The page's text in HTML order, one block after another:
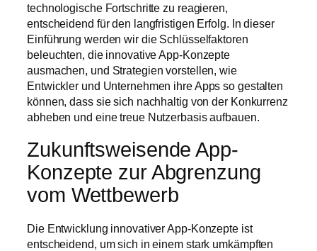
technologische Fortschritte zu reagieren,
entscheidend für den langfristigen Erfolg. In dieser
Einführung werden wir die Schlüsselfaktoren
beleuchten, die innovative App-Konzepte
ausmachen, und Strategien vorstellen, wie
Entwickler und Unternehmen ihre Apps so gestalten
können, dass sie sich nachhaltig von der Konkurrenz
abheben und eine treue Nutzerbasis aufbauen.
Zukunftsweisende App-
Konzepte zur Abgrenzung
vom Wettbewerb
Die Entwicklung innovativer App-Konzepte ist
entscheidend, um sich in einem stark umkämpften